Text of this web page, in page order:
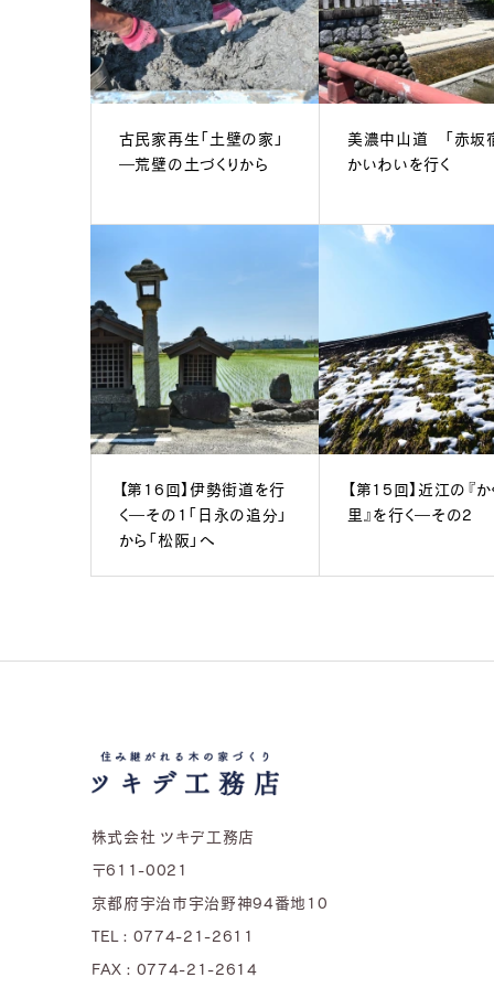
古民家再生「土壁の家」
―荒壁の土づくりから
美濃中山道 「赤坂
かいわいを行く
【第16回】伊勢街道を行
く―その1「日永の追分」
から「松阪」へ
【第15回】近江の『
里』を行く―その2
株式会社 ツキデ工務店
〒611-0021
京都府宇治市宇治野神94番地10
TEL : 0774-21-2611
FAX : 0774-21-2614